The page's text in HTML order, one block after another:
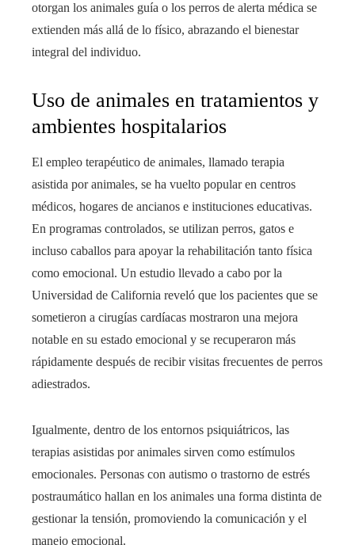
otorgan los animales guía o los perros de alerta médica se
extienden más allá de lo físico, abrazando el bienestar
integral del individuo.
Uso de animales en tratamientos y
ambientes hospitalarios
El empleo terapéutico de animales, llamado terapia
asistida por animales, se ha vuelto popular en centros
médicos, hogares de ancianos e instituciones educativas.
En programas controlados, se utilizan perros, gatos e
incluso caballos para apoyar la rehabilitación tanto física
como emocional. Un estudio llevado a cabo por la
Universidad de California reveló que los pacientes que se
sometieron a cirugías cardíacas mostraron una mejora
notable en su estado emocional y se recuperaron más
rápidamente después de recibir visitas frecuentes de perros
adiestrados.
Igualmente, dentro de los entornos psiquiátricos, las
terapias asistidas por animales sirven como estímulos
emocionales. Personas con autismo o trastorno de estrés
postraumático hallan en los animales una forma distinta de
gestionar la tensión, promoviendo la comunicación y el
manejo emocional.